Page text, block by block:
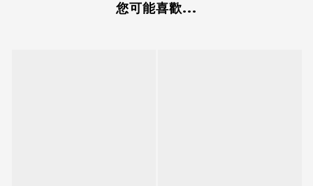
您可能喜歡...